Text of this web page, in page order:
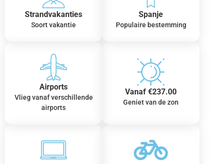
Strandvakanties
Soort vakantie
Spanje
Populaire bestemming
Airports
Vlieg vanaf verschillende
airports
Vanaf €237.00
Geniet van de zon